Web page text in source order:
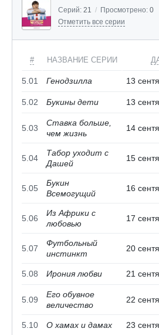
Серий: 21 / Просмотрено: 0
Отметить все серии
# НАЗВАНИЕ СЕРИИ
5.01 Генодзилла 13
5.02 Букины дети 13
5.03
Ставка больше,
чем жизнь
14
5.04
Табор уходит с
Дашей
15
5.05
Букин
Всемогущий
16
5.06
Из Африки с
любовью
17
5.07
Футбольный
инстинкт
20
5.08 Ирония любви 21
5.09
Его обувное
величество
22
5.10 О хамах и дамах 23